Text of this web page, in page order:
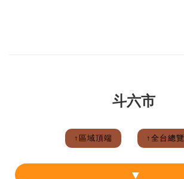
斗六市
↑區域頂端 ↑全台總覽